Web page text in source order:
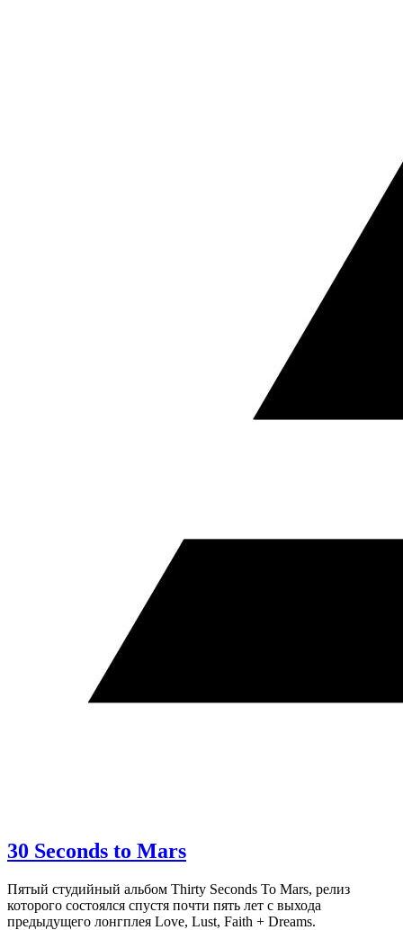
30 Seconds to Mars
Пятый студийный альбом Thirty Seconds To Mars, релиз
которого состоялся спустя почти пять лет с выхода
предыдущего лонгплея Love, Lust, Faith + Dreams.